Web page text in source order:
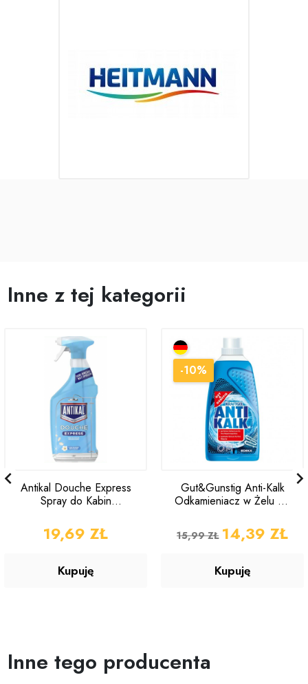
Inne z tej kategorii
Antikal Douche Express
Spray do Kabin
CENA
19,69 ZŁ
Kupuję
Gut&Gunstig Anti-Kalk
Odkamieniacz w Żelu do
CENA PODSTAWOWA
15,99 ZŁ CENA
14,39 ZŁ
Kupuję
-10%
Inne tego producenta